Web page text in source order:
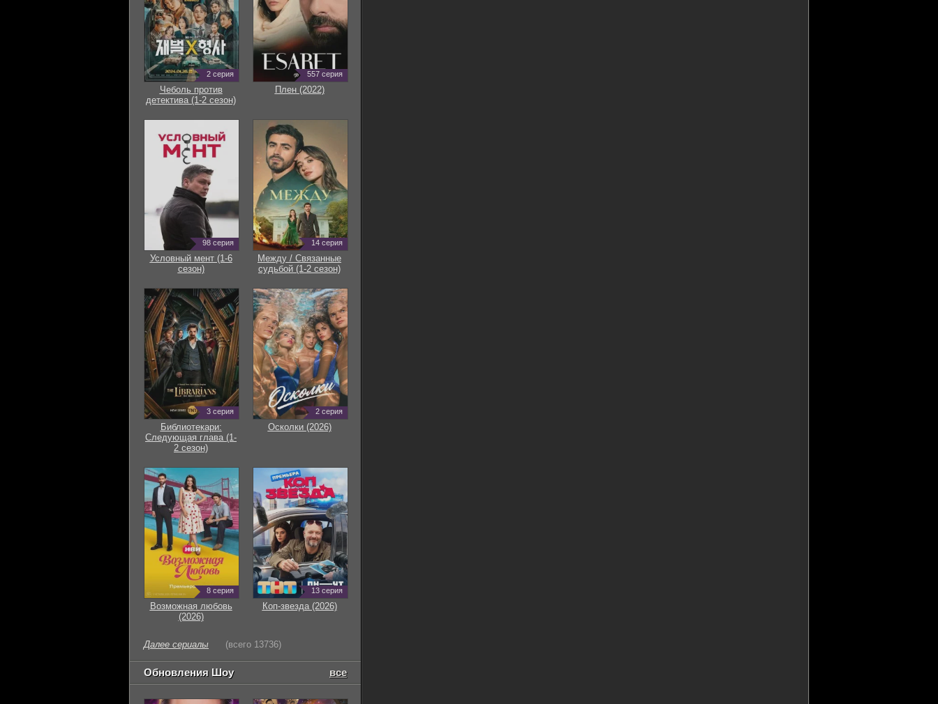
2 серия
Чеболь против
детектива (1-2 сезон)
557 серия
Плен (2022)
98 серия
Условный мент (1-6
сезон)
14 серия
Между / Связанные
судьбой (1-2 сезон)
3 серия
Библиотекари:
Следующая глава (1-
2 сезон)
2 серия
Осколки (2026)
8 серия
Возможная любовь
(2026)
13 серия
Коп-звезда (2026)
Далее сериалы (всего 13736)
Обновления Шоу все